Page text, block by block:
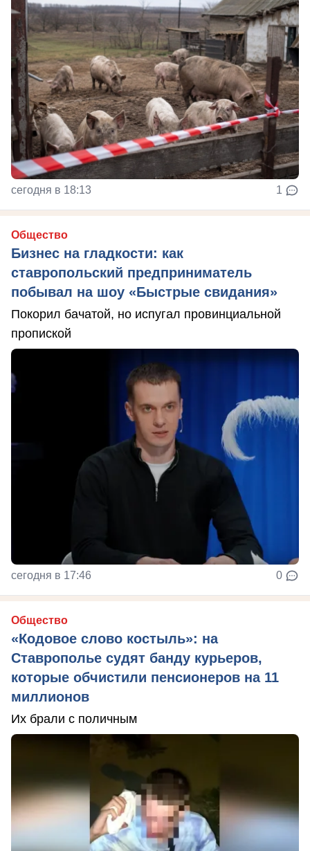
сегодня в 18:13 1
Общество
Бизнес на гладкости: как
ставропольский предприниматель
побывал на шоу «Быстрые свидания»
Покорил бачатой, но испугал провинциальной
пропиской
сегодня в 17:46 0
Общество
«Кодовое слово костыль»: на
Ставрополье судят банду курьеров,
которые обчистили пенсионеров на 11
миллионов
Их брали с поличным